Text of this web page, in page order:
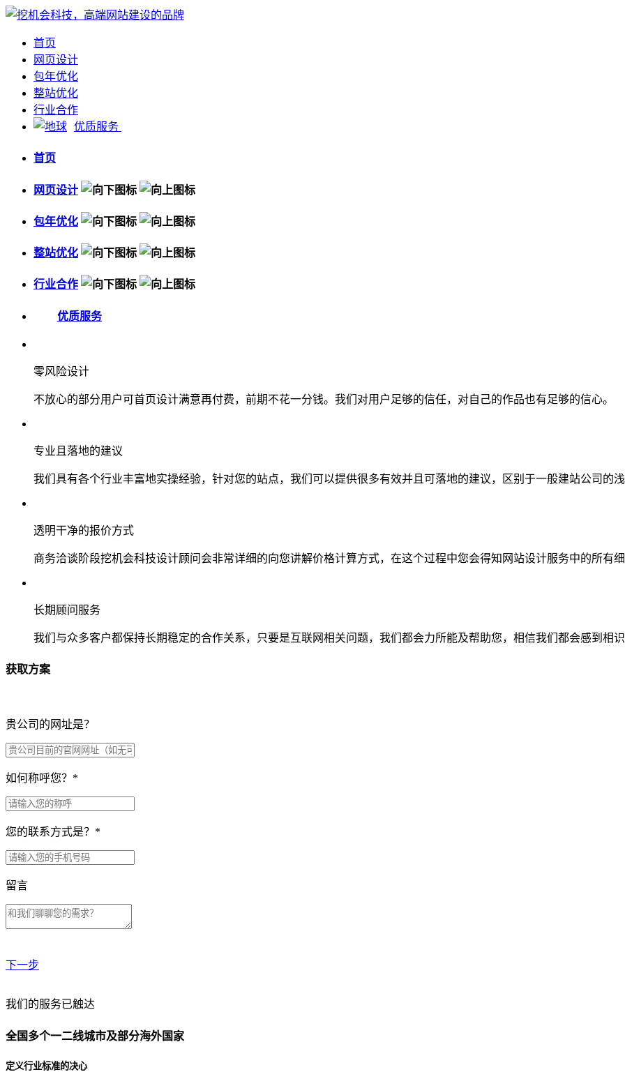
首页
网页设计
包年优化
整站优化
行业合作
优质服务
首页
网页设计
包年优化
整站优化
行业合作
优质服务
零风险设计
不放心的部分用户可首页设计满意再付费，前期不花一分钱。我们对用户足够的信任，对自己的作品也有足够的信心。
专业且落地的建议
我们具有各个行业丰富地实操经验，针对您的站点，我们可以提供很多有效并且可落地的建议，区别于一般建站公司的
透明干净的报价方式
商务洽谈阶段挖机会科技设计顾问会非常详细的向您讲解价格计算方式，在这个过程中您会得知网站设计服务中的所有
长期顾问服务
我们与众多客户都保持长期稳定的合作关系，只要是互联网相关问题，我们都会力所能及帮助您，相信我们都会感到相
获取方案
贵公司的网址是？
如何称呼您？ *
您的联系方式是？ *
留言
下一步
贵公司预算范围是？
贵公司的团队规模是？
我们的服务已触达
全国多个一二线城市及部分海外国家
定义行业标准的决心